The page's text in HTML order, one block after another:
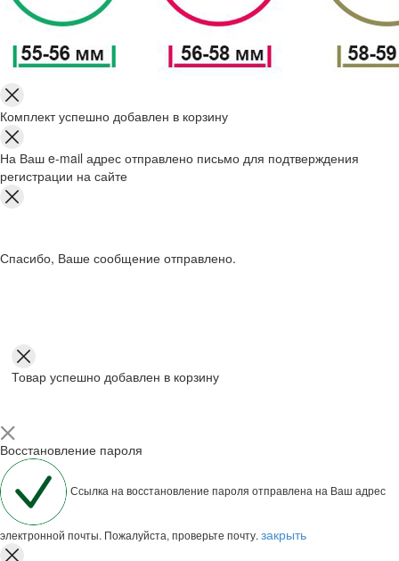
Комплект успешно добавлен в корзину
На Ваш e-mail адрес отправлено письмо для подтверждения
регистрации на сайте
Спасибо, Ваше сообщение отправлено.
Товар успешно добавлен в корзину
Восстановление пароля
Ссылка на восстановление пароля отправлена на Ваш адрес
электронной почты. Пожалуйста, проверьте почту. закрыть